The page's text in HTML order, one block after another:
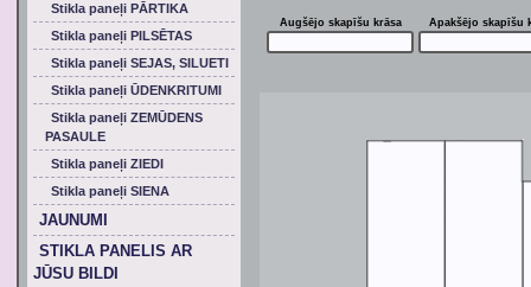
Augšējo skapīšu krāsa Apakšējo skapīšu
Stikla paneļi PĀRTIKA
Stikla paneļi PILSĒTAS
Stikla paneļi SEJAS, SILUETI
Stikla paneļi ŪDENKRITUMI
Stikla paneļi ZEMŪDENS
PASAULE
Stikla paneļi ZIEDI
Stikla paneļi SIENA
JAUNUMI
STIKLA PANELIS AR
JŪSU BILDI